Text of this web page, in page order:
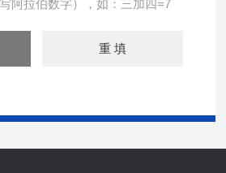
阿拉伯数字），如：三加四=7